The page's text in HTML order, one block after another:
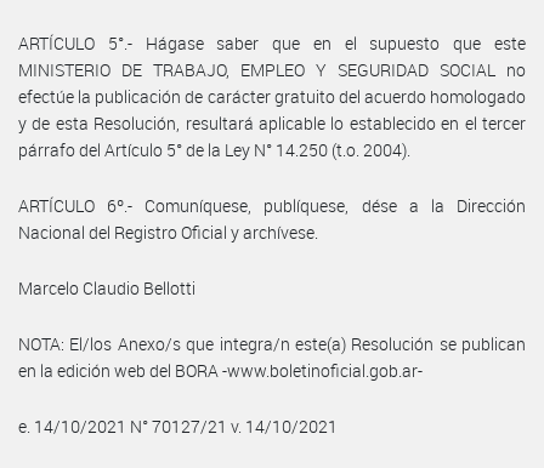
ARTÍCULO 5°.- Hágase saber que en el supuesto que este
MINISTERIO DE TRABAJO, EMPLEO Y SEGURIDAD SOCIAL no
efectúe la publicación de carácter gratuito del acuerdo homologado
y de esta Resolución, resultará aplicable lo establecido en el tercer
párrafo del Artículo 5° de la Ley N° 14.250 (t.o. 2004).
ARTÍCULO 6º.- Comuníquese, publíquese, dése a la Dirección
Nacional del Registro Oficial y archívese.
Marcelo Claudio Bellotti
NOTA: El/los Anexo/s que integra/n este(a) Resolución se publican
en la edición web del BORA -www.boletinoficial.gob.ar-
e. 14/10/2021 N° 70127/21 v. 14/10/2021